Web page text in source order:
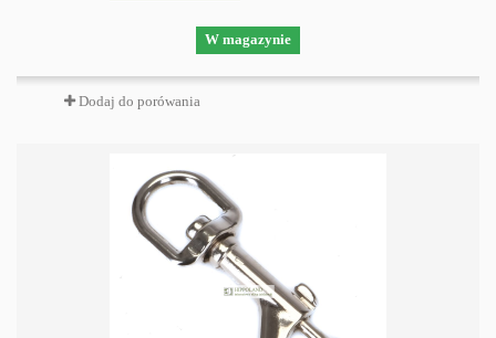
W magazynie
Dodaj do porówania